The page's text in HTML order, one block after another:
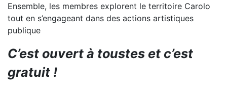
Ensemble, les membres explorent le territoire Carolo
tout en s’engageant dans des actions artistiques
publique
C’est ouvert à toustes et c’est
gratuit !